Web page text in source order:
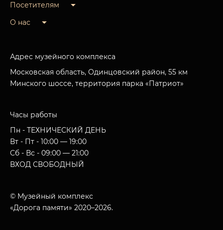
Посетителям
О нас
Адрес музейного комплекса
Московская область, Одинцовский район, 55 км
Минского шоссе, территория парка «Патриот»
Часы работы
Пн - ТЕХНИЧЕСКИЙ ДЕНЬ
Вт - Пт - 10:00 — 19:00
Сб - Вс - 09:00 — 21:00
ВХОД СВОБОДНЫЙ
© Музейный комплекс
«Дорога памяти» 2020–2026.